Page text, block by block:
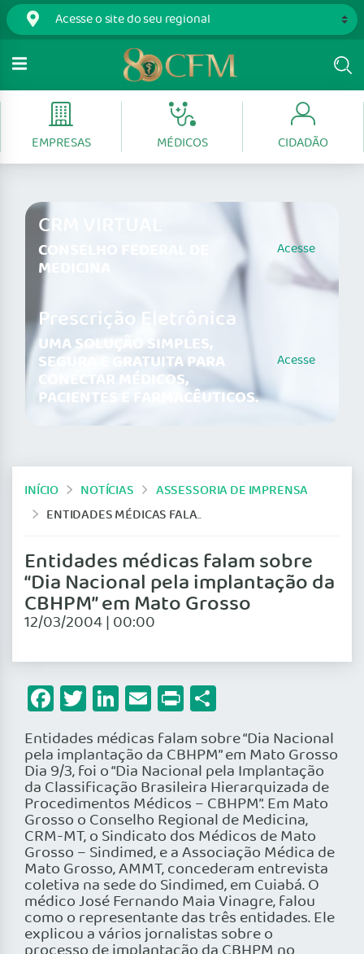
EMPRESAS MÉDICOS CIDADÃO
CRM VIRTUAL
CONSELHO FEDERAL DE
MEDICINA
Acesse
Prescrição Eletrônica
UMA SOLUÇÃO SIMPLES,
SEGURA E GRATUITA PARA
CONECTAR MÉDICOS,
PACIENTES E FARMACÊUTICOS.
Acesse
INÍCIO NOTÍCIAS
ASSESSORIA DE IMPRENSA
ENTIDADES MÉDICAS FALAM SOBRE “DIA NACIONAL PELA IMPLANTAÇÃO DA CBHPM” EM MATO GROSSO
Entidades médicas falam sobre
“Dia Nacional pela implantação da
CBHPM” em Mato Grosso
12/03/2004 | 00:00
Facebook
Twitter
LinkedIn
Email
Print
Entidades médicas falam sobre “Dia Nacional
pela implantação da CBHPM” em Mato Grosso
Dia 9/3, foi o “Dia Nacional pela Implantação
da Classificação Brasileira Hierarquizada de
Procedimentos Médicos – CBHPM”. Em Mato
Grosso o Conselho Regional de Medicina,
CRM-MT, o Sindicato dos Médicos de Mato
Grosso – Sindimed, e a Associação Médica de
Mato Grosso, AMMT, concederam entrevista
coletiva na sede do Sindimed, em Cuiabá. O
médico José Fernando Maia Vinagre, falou
como o representante das três entidades. Ele
explicou a vários jornalistas sobre o